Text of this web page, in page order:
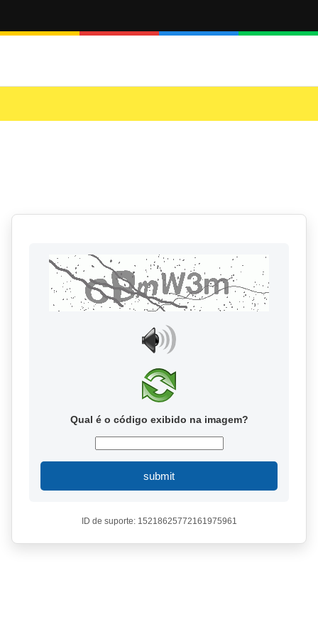
Qual é o código exibido na imagem?
submit
ID de suporte: 15218625772161975961